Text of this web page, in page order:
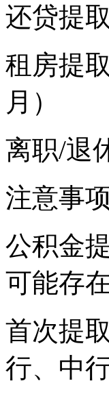
还贷提
租房提
月）
离职/退
注意事项
公积金
可能存
首次提
行、中